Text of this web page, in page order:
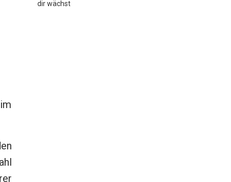
dir wächst